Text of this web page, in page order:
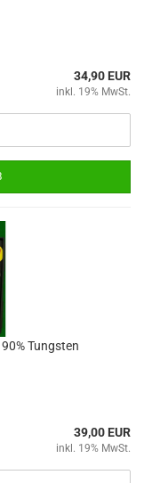
34,90 EUR
inkl. 19% MwSt.
Tungs­ten
39,00 EUR
inkl. 19% MwSt.